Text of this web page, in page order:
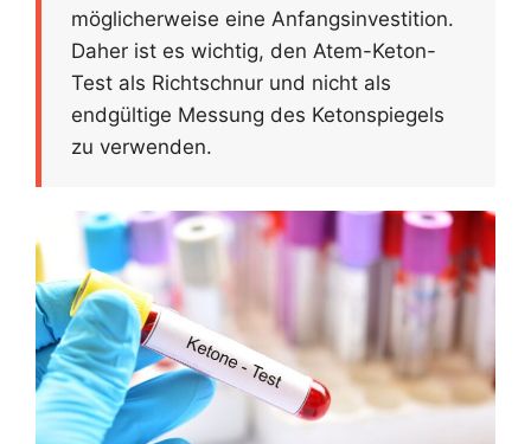
möglicherweise eine Anfangsinvestition.
Daher ist es wichtig, den Atem-Keton-
Test als Richtschnur und nicht als
endgültige Messung des Ketonspiegels
zu verwenden.